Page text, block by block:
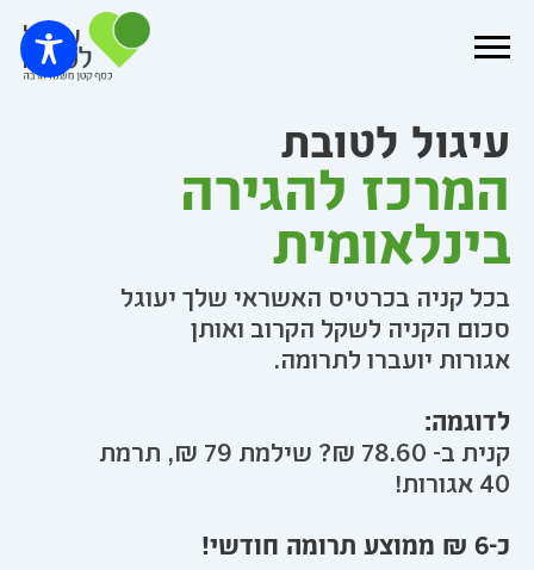
עיגול לטובת
המרכז להגירה
בינלאומית
בכל קניה בכרטיס האשראי שלך יעוגל
סכום הקניה לשקל הקרוב ואותן
אגורות יועברו לתרומה.
לדוגמה:
קנית ב- 78.60 ₪? שילמת 79 ₪, תרמת
40 אגורות!
כ-6 ₪ ממוצע תרומה חודשי!